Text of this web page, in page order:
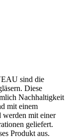
sind die
Diese
Nachhaltigkeit
mit einem
werden mit einer
geliefert.
Produkt aus.